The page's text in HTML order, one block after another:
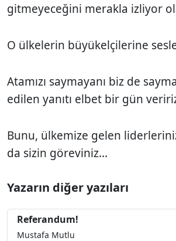
gitmeyeceğini merakla izliyor
O ülkelerin büyükelçilerine
Atamızı saymayanı biz de
edilen yanıtı elbet bir gün
Bunu, ülkemize gelen
da sizin göreviniz...
Yazarın diğer yazıları
Referandum!
Mustafa Mutlu